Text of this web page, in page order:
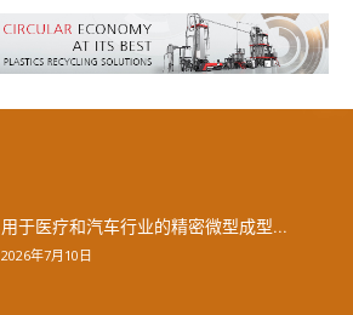
用于医疗和汽车行业的精密微型成型...
2026年7月10日